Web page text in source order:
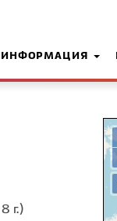
ИНФОРМАЦИЯ
г.)